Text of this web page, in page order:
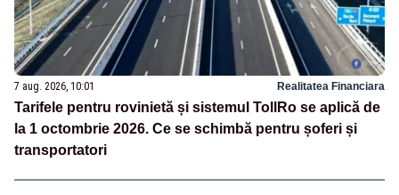
7 aug. 2026, 10:01 Realitatea Financiara
Tarifele pentru rovinietă și sistemul TollRo se aplică de
la 1 octombrie 2026. Ce se schimbă pentru șoferi și
transportatori